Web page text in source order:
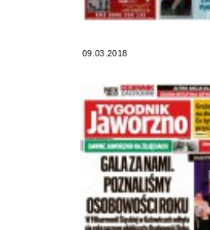
09.03.2018